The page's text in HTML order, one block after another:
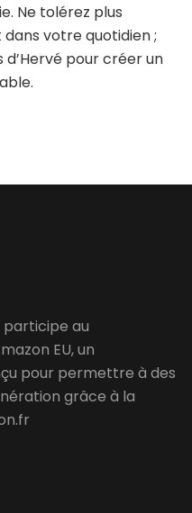
Ne tolérez plus
dans votre quotidien ;
pour créer un
au
EU, un
pour permettre à des
grâce à la